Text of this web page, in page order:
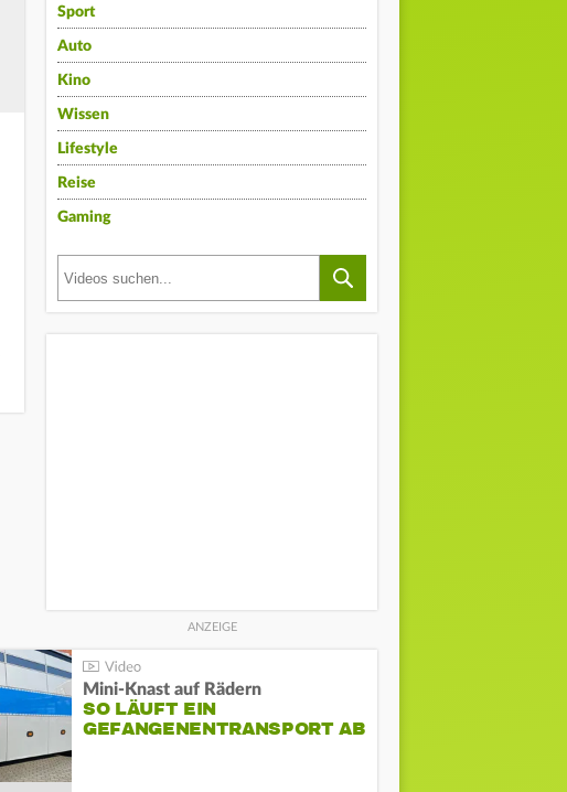
Sport
Auto
Kino
Wissen
Lifestyle
Reise
Gaming
Mini-Knast auf Rädern
SO LÄUFT EIN
GEFANGENENTRANSPORT AB